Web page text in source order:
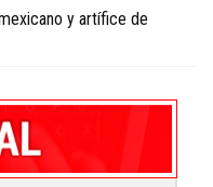
y artífice de